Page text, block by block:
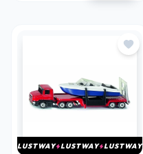
LUSTWAY LUSTWAY LUSTWAY